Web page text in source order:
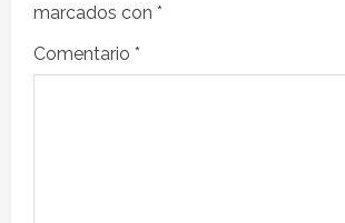
marcados con *
Comentario *